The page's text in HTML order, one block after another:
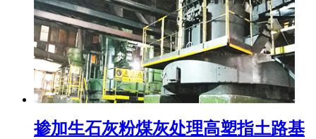
掺加生石灰粉煤灰处理高塑指土路基